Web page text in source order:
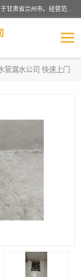
甘肃科探管道工程有限公司成立于2019年，注册地位于甘肃省兰州市。经营范围包括管道安装、清洗、疏通、维修、检测，防水工程，工程钻孔，化粪池清理，暖气安装，给排水管道安装维修，室内外管道如消防、供水、供热管道漏水检测定位，室内外防水堵漏等。
管漏水公司 快速上门
通